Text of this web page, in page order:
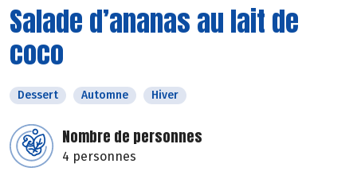
Salade d’ananas au lait de
coco
Dessert Automne Hiver
Nombre de personnes
4 personnes